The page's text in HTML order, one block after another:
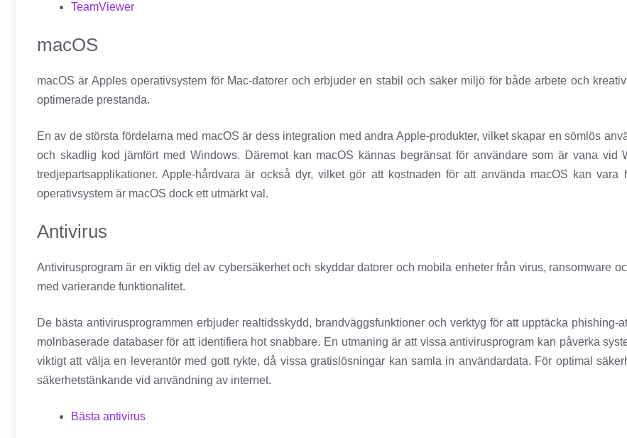
TeamViewer
macOS
macOS är Apples operativsystem för Mac-datorer och erbjuder en stabil och säker miljö för både arbete och
optimerade prestanda.
En av de största fördelarna med macOS är dess integration med andra Apple-produkter, vilket skapar en sömlös
och skadlig kod jämfört med Windows. Däremot kan macOS kännas begränsat för användare som är vana vid
tredjepartsapplikationer. Apple-hårdvara är också dyr, vilket gör att kostnaden för att använda macOS kan
operativsystem är macOS dock ett utmärkt val.
Antivirus
Antivirusprogram är en viktig del av cybersäkerhet och skyddar datorer och mobila enheter från virus, ransomware
med varierande funktionalitet.
De bästa antivirusprogrammen erbjuder realtidsskydd, brandväggsfunktioner och verktyg för att upptäcka
molnbaserade databaser för att identifiera hot snabbare. En utmaning är att vissa antivirusprogram kan påverka
viktigt att välja en leverantör med gott rykte, då vissa gratislösningar kan samla in användardata. För optimal
säkerhetstänkande vid användning av internet.
Bästa antivirus